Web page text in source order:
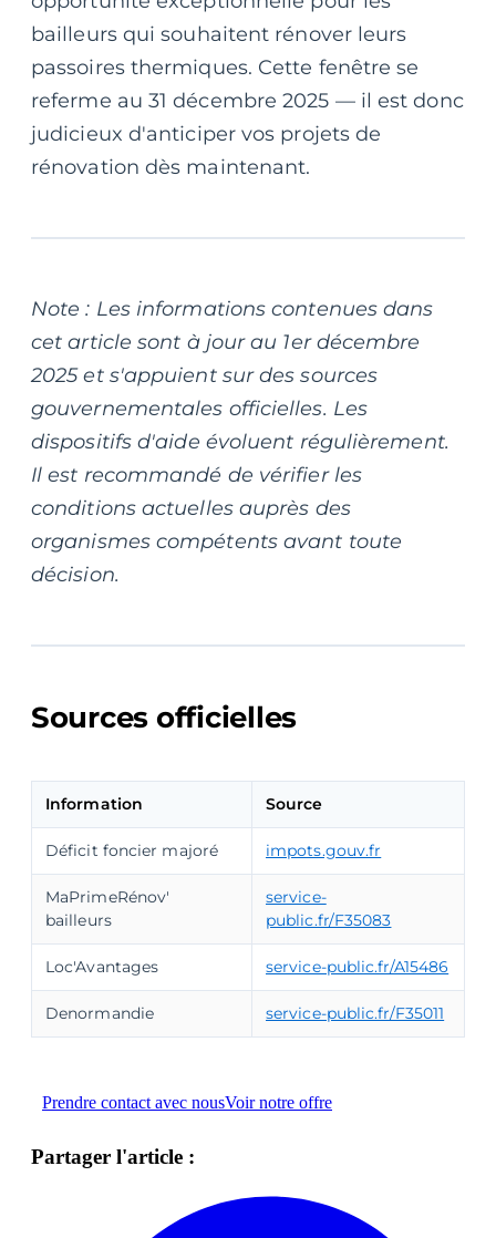
bailleurs qui souhaitent rénover leurs
passoires thermiques. Cette fenêtre se
referme au 31 décembre 2025 — il est donc
judicieux d'anticiper vos projets de
rénovation dès maintenant.
Note : Les informations contenues dans
cet article sont à jour au 1er décembre
2025 et s'appuient sur des sources
gouvernementales officielles. Les
dispositifs d'aide évoluent régulièrement.
Il est recommandé de vérifier les
conditions actuelles auprès des
organismes compétents avant toute
décision.
Sources officielles
Information Source
Déficit foncier majoré impots.gouv.fr
MaPrimeRénov'
bailleurs
service-
public.fr/F35083
Loc'Avantages service-public.fr/A15486
Denormandie service-public.fr/F35011
Prendre contact avec nousVoir notre offre
Partager l'article :